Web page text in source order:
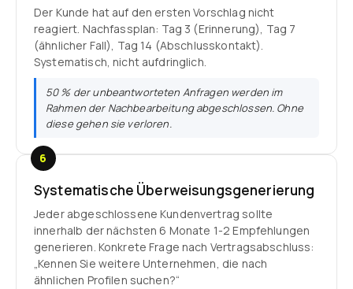
Der Kunde hat auf den ersten Vorschlag nicht
reagiert. Nachfassplan: Tag 3 (Erinnerung), Tag 7
(ähnlicher Fall), Tag 14 (Abschlusskontakt).
Systematisch, nicht aufdringlich.
50 % der unbeantworteten Anfragen werden im
Rahmen der Nachbearbeitung abgeschlossen. Ohne
diese gehen sie verloren.
6
Systematische Überweisungsgenerierung
Jeder abgeschlossene Kundenvertrag sollte
innerhalb der nächsten 6 Monate 1-2 Empfehlungen
generieren. Konkrete Frage nach Vertragsabschluss:
„Kennen Sie weitere Unternehmen, die nach
ähnlichen Profilen suchen?“